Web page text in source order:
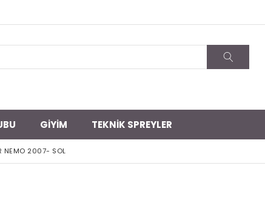
GİYİM TEKNİK SPREYLER
NEMO 2007- SOL